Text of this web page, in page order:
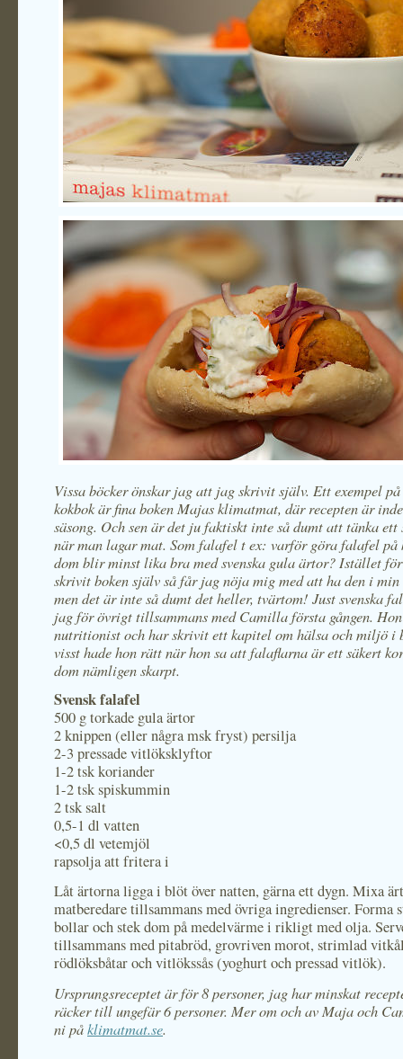
Vissa böcker önskar jag att jag skrivit själv. Ett exempel på
kokbok är fina boken Majas klimatmat, där recepten är
säsong. Och sen är det ju faktiskt inte så dumt att tänka ett
när man lagar mat. Som falafel t ex: varför göra falafel
dom blir minst lika bra med svenska gula ärtor? Istället
skrivit boken själv så får jag nöja mig med att ha den i
men det är inte så dumt det heller, tvärtom! Just svenska
jag för övrigt tillsammans med Camilla första gången.
nutritionist och har skrivit ett kapitel om hälsa och miljö i
visst hade hon rätt när hon sa att falaflarna är ett säkert
dom nämligen skarpt.
Svensk falafel
500 g torkade gula ärtor
2 knippen (eller några msk fryst) persilja
2-3 pressade vitlöksklyftor
1-2 tsk koriander
1-2 tsk spiskummin
2 tsk salt
0,5-1 dl vatten
<0,5 dl vetemjöl
rapsolja att fritera i
Låt ärtorna ligga i blöt över natten, gärna ett dygn. Mixa
matberedare tillsammans med övriga ingredienser. Forma
bollar och stek dom på medelvärme i rikligt med olja.
tillsammans med pitabröd, grovriven morot, strimlad
rödlöksbåtar och vitlökssås (yoghurt och pressad vitlök).
Ursprungsreceptet är för 8 personer, jag har minskat
räcker till ungefär 6 personer. Mer om och av Maja och
nipåklimatmat.se.